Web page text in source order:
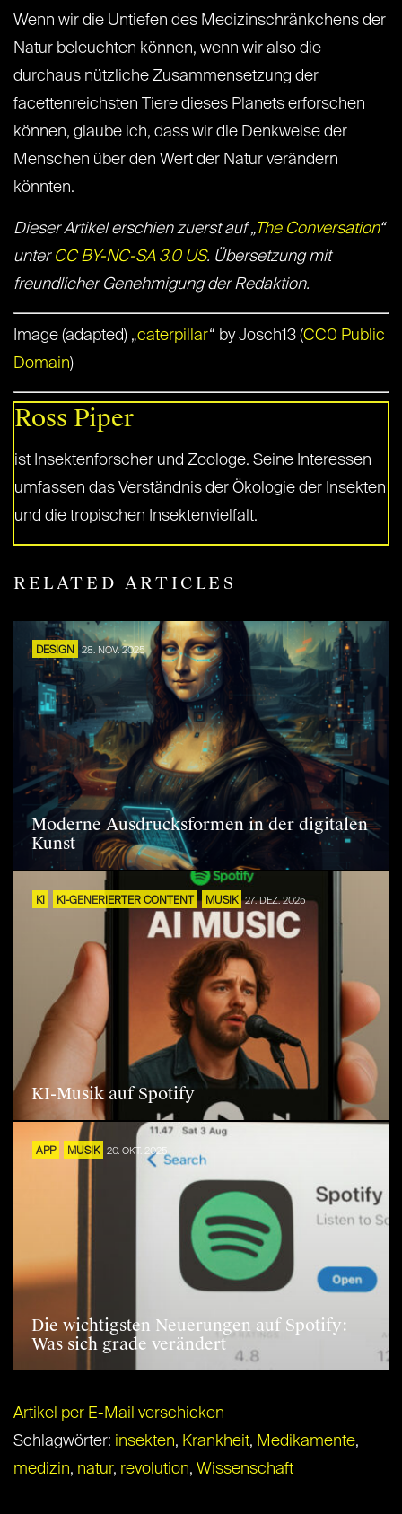
Wenn wir die Untiefen des Medizinschränkchens der
Natur beleuchten können, wenn wir also die
durchaus nützliche Zusammensetzung der
facettenreichsten Tiere dieses Planets erforschen
können, glaube ich, dass wir die Denkweise der
Menschen über den Wert der Natur verändern
könnten.
Dieser Artikel erschien zuerst auf „The Conversation“
unter CC BY-NC-SA 3.0 US. Übersetzung mit
freundlicher Genehmigung der Redaktion.
Image (adapted) „caterpillar“ by Josch13 (CC0 Public
Domain)
Ross Piper
ist Insektenforscher und Zoologe. Seine Interessen
umfassen das Verständnis der Ökologie der Insekten
und die tropischen Insektenvielfalt.
RELATED ARTICLES
DESIGN 28. NOV. 2025
Moderne Ausdrucksformen in der digitalen
Kunst
KI KI-GENERIERTER CONTENT MUSIK 27. DEZ. 2025
KI-Musik auf Spotify
APP MUSIK 20. OKT. 2025
Die wichtigsten Neuerungen auf Spotify:
Was sich grade verändert
Artikel per E-Mail verschicken
Schlagwörter: insekten, Krankheit, Medikamente,
medizin, natur, revolution, Wissenschaft